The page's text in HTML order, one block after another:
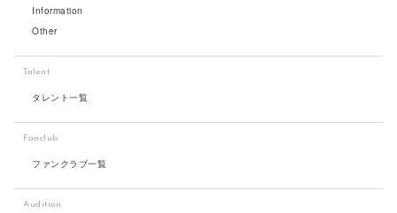
Information
Other
Talent
タレント一覧
Fanclub
ファンクラブ一覧
Audition